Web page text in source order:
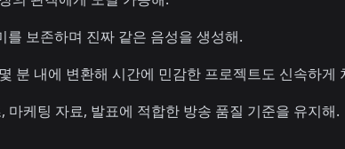
보존하며 진짜 같은 음성을 생성해.
분 내에 변환해 시간에 민감한 프로젝트도 신속하게
마케팅 자료, 발표에 적합한 방송 품질 기준을 유지해.